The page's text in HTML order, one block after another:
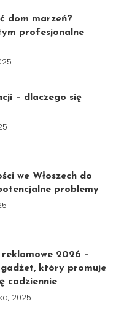
dom marzeń?
profesjonalne
– dlaczego się
we Włoszech do
problemy
reklamowe 2026 –
który promuje
codziennie
2025